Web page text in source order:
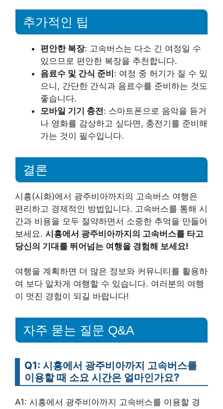
추가적인 팁
편안한 복장: 고속버스는 다소 긴 여정일 수
있으므로 편안한 복장을 추천합니다.
음료수 및 간식 준비: 여정 중 허기가 질 수 있
으니, 간단한 간식과 음료수를 준비하는 것도
좋습니다.
모바일 기기 충전: 스마트폰으로 음악을 듣거
나 영화를 감상하고 싶다면, 충전기를 준비해
가는 것이 필수입니다.
결론
시흥(시화)에서 광주비아까지의 고속버스 여행은
편리하고 경제적인 방법입니다. 고속버스를 통해 시
간과 비용을 모두 절약하면서 소중한 추억을 만들어
보세요. 시흥에서 광주비아까지의 고속버스를 타고
당신의 기대를 뛰어넘는 여행을 경험해 보세요!
여행을 계획하면 더 많은 정보와 커뮤니티를 활용하
여 보다 알차게 여행할 수 있습니다. 여러분의 여행
이 멋진 경험이 되길 바랍니다!
자주 묻는 질문 Q&A
Q1: 시흥에서 광주비아까지 고속버스를
이용할 때 소요 시간은 얼마인가요?
A1: 시흥에서 광주비아까지 고속버스를 이용할 경